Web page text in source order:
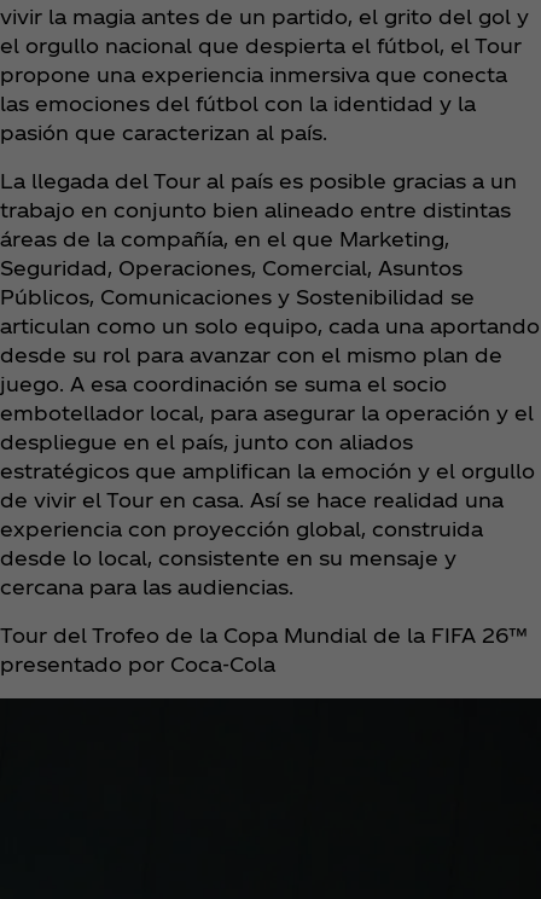
vivir la magia antes de un partido, el grito del gol y
el orgullo nacional que despierta el fútbol, el Tour
propone una experiencia inmersiva que conecta
las emociones del fútbol con la identidad y la
pasión que caracterizan al país.
La llegada del Tour al país es posible gracias a un
trabajo en conjunto bien alineado entre distintas
áreas de la compañía, en el que Marketing,
Seguridad, Operaciones, Comercial, Asuntos
Públicos, Comunicaciones y Sostenibilidad se
articulan como un solo equipo, cada una aportando
desde su rol para avanzar con el mismo plan de
juego. A esa coordinación se suma el socio
embotellador local, para asegurar la operación y el
despliegue en el país, junto con aliados
estratégicos que amplifican la emoción y el orgullo
de vivir el Tour en casa. Así se hace realidad una
experiencia con proyección global, construida
desde lo local, consistente en su mensaje y
cercana para las audiencias.
Tour del Trofeo de la Copa Mundial de la FIFA 26™
presentado por Coca‑Cola